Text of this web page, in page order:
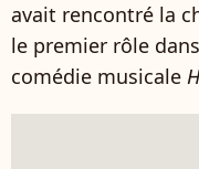
avait rencontré la
le premier rôle
comédie musicale